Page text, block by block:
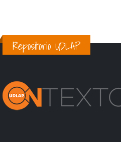
Repositorio UDLAP